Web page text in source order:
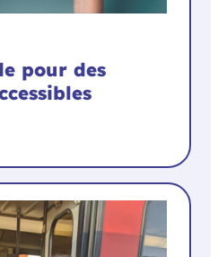
pour des